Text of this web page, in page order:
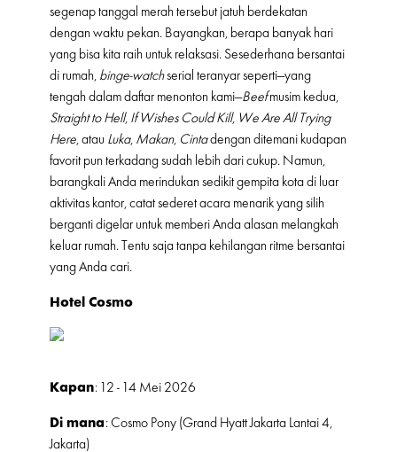
segenap tanggal merah tersebut jatuh berdekatan
dengan waktu pekan. Bayangkan, berapa banyak hari
yang bisa kita raih untuk relaksasi. Sesederhana bersantai
di rumah, binge-watchserial teranyar seperti—yang
tengah dalam daftar menonton kami—Beefmusim kedua,
Straight to Hell, If Wishes Could Kill, We Are All Trying
Here, atau Luka, Makan, Cintadengan ditemani kudapan
favorit pun terkadang sudah lebih dari cukup. Namun,
barangkali Anda merindukan sedikit gempita kota di luar
aktivitas kantor, catat sederet acara menarik yang silih
berganti digelar untuk memberi Anda alasan melangkah
keluar rumah. Tentu saja tanpa kehilangan ritme bersantai
yang Anda cari.
Hotel Cosmo
Kapan: 12 - 14 Mei 2026
Di mana: Cosmo Pony (Grand Hyatt Jakarta Lantai 4,
Jakarta)